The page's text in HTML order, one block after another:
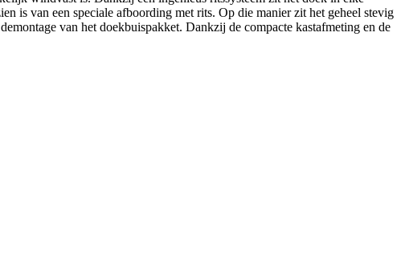
is van een speciale afboording met rits. Op die manier zit het geheel stevig
van het doekbuispakket. Dankzij de compacte kastafmeting en de